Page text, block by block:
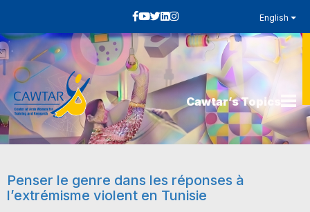
English
Cawtar’s Topics
Penser le genre dans les réponses à
l’extrémisme violent en Tunisie